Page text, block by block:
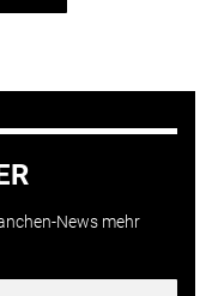
News mehr